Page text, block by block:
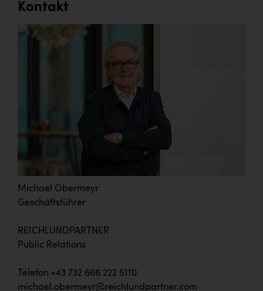
Kontakt
Michael Obermeyr
Geschäftsführer
REICHLUNDPARTNER
Public Relations
Telefon +43 732 666 222 5110
michael.obermeyr@reichlundpartner.com